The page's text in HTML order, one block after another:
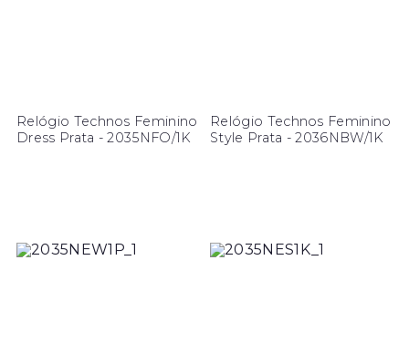
Relógio Technos Feminino
Dress Prata - 2035NFO/1K
Relógio Technos Feminino
Style Prata - 2036NBW/1K